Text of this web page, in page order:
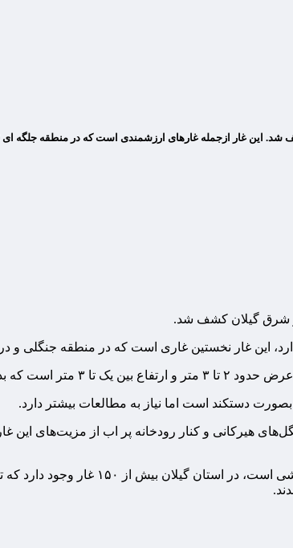
شد. این غار ازجمله غارهای ارزشمندی است که در منطقه جلگه
شرق گیلان کشف شد.
این غار نخستین غاری است که در منطقه جنگلی و
دستکند است اما نیاز به مطالعات بیشتر دارد.
هیرکانی و کنار رودخانه پر اب از مزیت‌های
ارائه نظرات دقیق تر نیازمند